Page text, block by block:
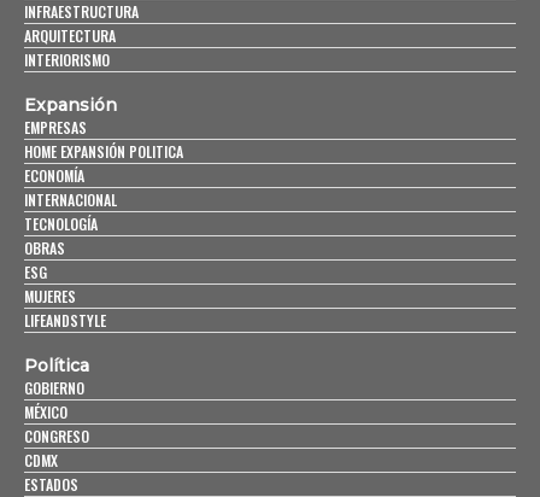
INFRAESTRUCTURA
ARQUITECTURA
INTERIORISMO
Expansión
EMPRESAS
HOME EXPANSIÓN POLITICA
ECONOMÍA
INTERNACIONAL
TECNOLOGÍA
OBRAS
ESG
MUJERES
LIFEANDSTYLE
Política
GOBIERNO
MÉXICO
CONGRESO
CDMX
ESTADOS